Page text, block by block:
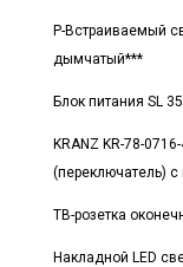
Р-Встраиваемый
дымчатый***
Блок питания SL
KRANZ KR-78-0716-4 Выключатель STRONG 1 кл проходной
(переключатель)
ТВ-розетка
Накладной LED